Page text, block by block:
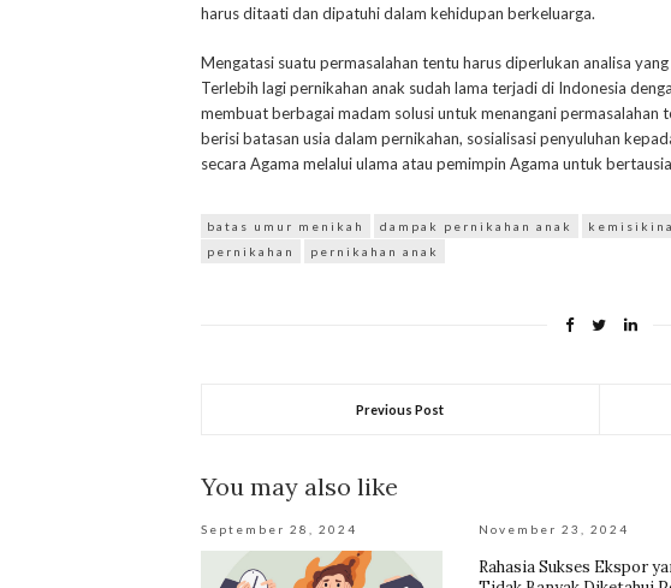
harus ditaati dan dipatuhi dalam kehidupan berkeluarga.
Mengatasi suatu permasalahan tentu harus diperlukan analisa
Terlebih lagi pernikahan anak sudah lama terjadi di Indonesia
membuat berbagai madam solusi untuk menangani
berisi batasan usia dalam pernikahan, sosialisasi penyuluhan
secara Agama melalui ulama atau pemimpin Agama untuk
batas umur menikah dampak pernikahan anak
pernikahan
pernikahan anak
Previous Post
You may also like
September 28, 2024 November 23, 2024
Rahasia Sukses Ekspor